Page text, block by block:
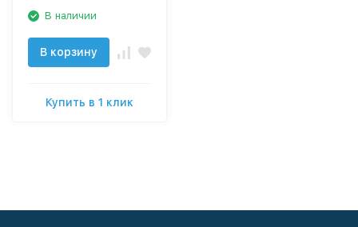
В наличии
В корзину
Купить в 1 клик